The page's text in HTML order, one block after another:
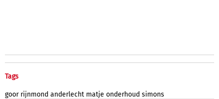
Tags
goor rijnmond anderlecht matje onderhoud simons